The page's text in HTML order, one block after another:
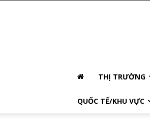
THỊ TRƯỜNG
QUỐC TẾ/KHU VỰC